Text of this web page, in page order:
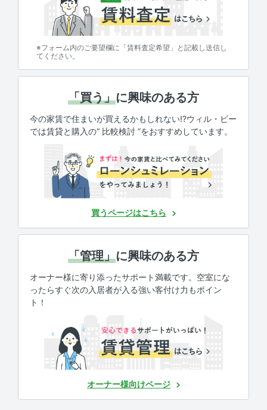
※フォーム内のご要望欄に「賃料査定希望」と記載し送信し
てください。
「買う」に興味のある方
今の家賃で住まいが買えるかもしれない!?ウィル・ビー
では賃貸と購入の“ 比較検討 ”をおすすめしています。
買うページはこちら
「管理」に興味のある方
オーナー様に寄り添ったサポート満載です。空室にな
ったらすぐ次の入居者が入る強い客付け力もポイン
ト！
オーナー様向けページ